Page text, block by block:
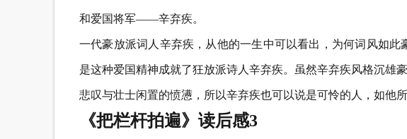
和爱国将军——辛弃疾。
一代豪放派词人辛弃疾，从他的一生中可以看出，为何词风如
是这种爱国精神成就了狂放派诗人辛弃疾。虽然辛弃疾风格沉雄
悲叹与壮士闲置的愤懑，所以辛弃疾也可以说是可怜的人，如他
《把栏杆拍遍》读后感3